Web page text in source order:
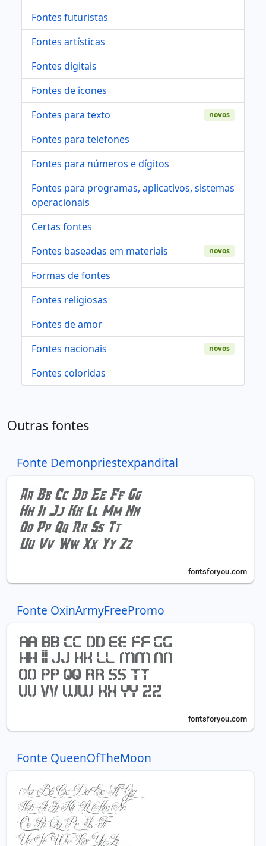
Fontes futuristas
Fontes artísticas
Fontes digitais
Fontes de ícones
Fontes para texto
novos
Fontes para telefones
Fontes para números e dígitos
Fontes para programas, aplicativos, sistemas
operacionais
Certas fontes
Fontes baseadas em materiais
novos
Formas de fontes
Fontes religiosas
Fontes de amor
Fontes nacionais
novos
Fontes coloridas
Outras fontes
Fonte Demonpriestexpandital
Fonte OxinArmyFreePromo
Fonte QueenOfTheMoon